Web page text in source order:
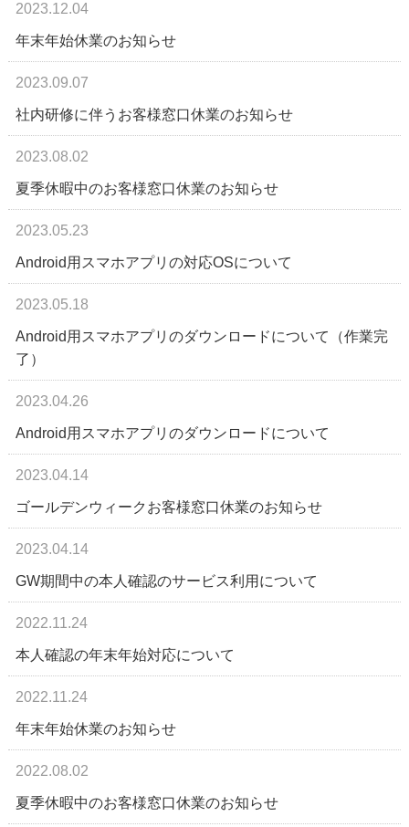
2023.12.04
年末年始休業のお知らせ
2023.09.07
社内研修に伴うお客様窓口休業のお知らせ
2023.08.02
夏季休暇中のお客様窓口休業のお知らせ
2023.05.23
Android用スマホアプリの対応OSについて
2023.05.18
Android用スマホアプリのダウンロードについて（作業完
了）
2023.04.26
Android用スマホアプリのダウンロードについて
2023.04.14
ゴールデンウィークお客様窓口休業のお知らせ
2023.04.14
GW期間中の本人確認のサービス利用について
2022.11.24
本人確認の年末年始対応について
2022.11.24
年末年始休業のお知らせ
2022.08.02
夏季休暇中のお客様窓口休業のお知らせ